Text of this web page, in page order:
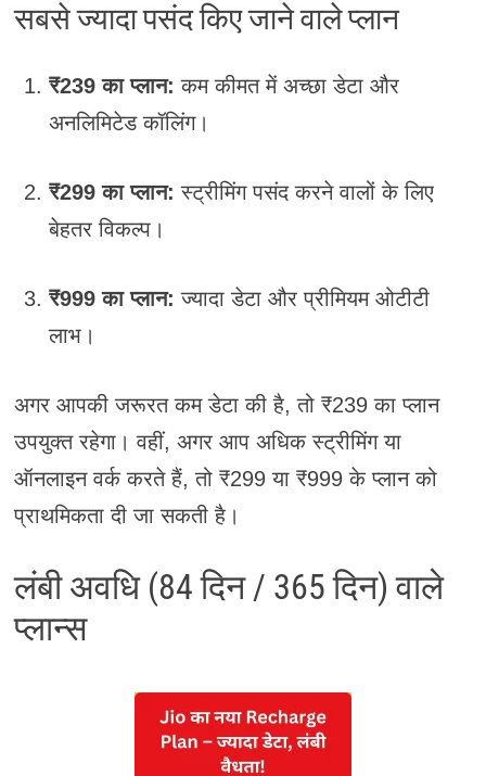
सबसे ज्यादा पसंद किए जाने वाले प्लान
₹239 का प्लान: कम कीमत में अच्छा डेटा और
अनलिमिटेड कॉलिंग।
₹299 का प्लान: स्ट्रीमिंग पसंद करने वालों के लिए
बेहतर विकल्प।
₹999 का प्लान: ज्यादा डेटा और प्रीमियम ओटीटी
लाभ।
अगर आपकी जरूरत कम डेटा की है, तो ₹239 का प्लान
उपयुक्त रहेगा। वहीं, अगर आप अधिक स्ट्रीमिंग या
ऑनलाइन वर्क करते हैं, तो ₹299 या ₹999 के प्लान को
प्राथमिकता दी जा सकती है।
लंबी अवधि (84 दिन / 365 दिन) वाले
प्लान्स